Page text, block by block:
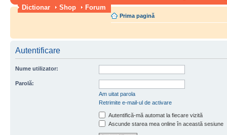
Dictionar
Shop Forum
Prima pagină
Autentificare
Nume utilizator:
Parolă:
Am uitat parola
Retrimite e-mail-ul de activare
Autentifică-mă automat la fiecare vizită
Ascunde starea mea online în această sesiune